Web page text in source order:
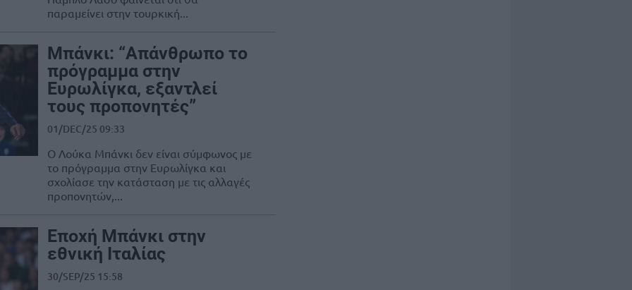
παραμείνει στην τουρκική...
Μπάνκι: “Απάνθρωπο το
πρόγραμμα στην
Ευρωλίγκα, εξαντλεί
τους προπονητές”
01/DEC/25 09:33
Ο Λούκα Μπάνκι δεν είναι σύμφωνος με
το πρόγραμμα στην Ευρωλίγκα και
σχολίασε την κατάσταση με τις αλλαγές
προπονητών,...
Εποχή Μπάνκι στην
εθνική Ιταλίας
30/SEP/25 15:58